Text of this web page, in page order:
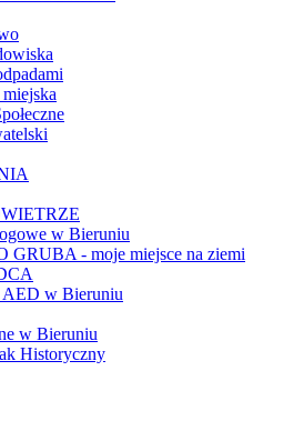
w Bieruniu
GRUBA - moje miejsce na ziemi
w Bieruniu
w Bieruniu
Historyczny